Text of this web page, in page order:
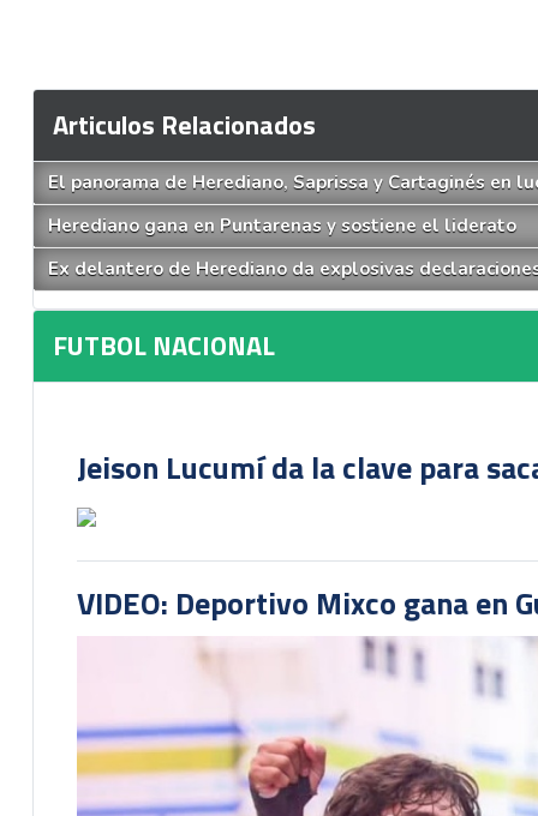
Articulos Relacionados
El panorama de Herediano, Saprissa y Cartaginés en
Herediano gana en Puntarenas y sostiene el liderato
Ex delantero de Herediano da explosivas
FUTBOL NACIONAL
Jeison Lucumí da la clave para
VIDEO: Deportivo Mixco gana en